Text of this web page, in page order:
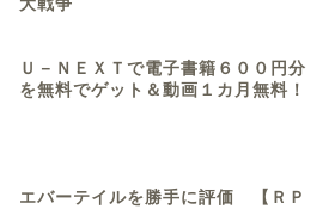
大戦争
Ｕ－ＮＥＸＴで電子書籍６００円分
を無料でゲット＆動画１カ月無料！
エバーテイルを勝手に評価 【ＲＰ